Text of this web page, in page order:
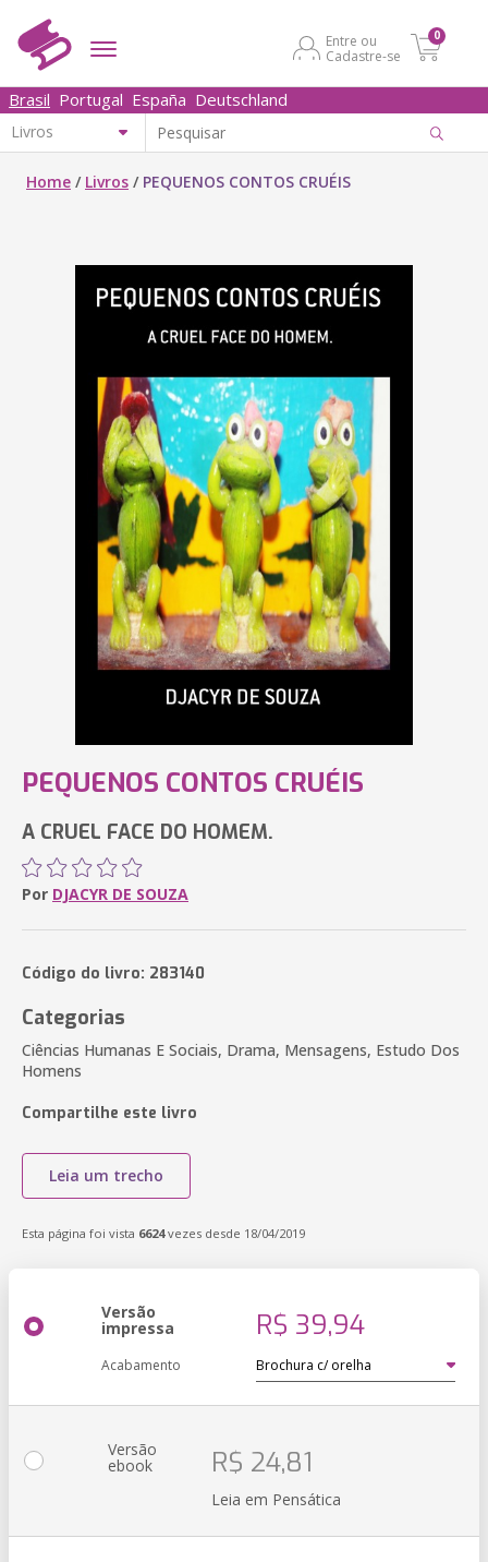
Entre ou
Cadastre-se
0
Brasil Portugal España Deutschland
Home / Livros / PEQUENOS CONTOS CRUÉIS
PEQUENOS CONTOS CRUÉIS
A CRUEL FACE DO HOMEM.
Por DJACYR DE SOUZA
Código do livro: 283140
Categorias
Ciências Humanas E Sociais, Drama, Mensagens, Estudo Dos
Homens
Compartilhe este livro
Leia um trecho
Esta página foi vista 6624vezes desde 18/04/2019
Versão
impressa R$ 39,94
Acabamento
Versão
ebook R$ 24,81
Leia em Pensática